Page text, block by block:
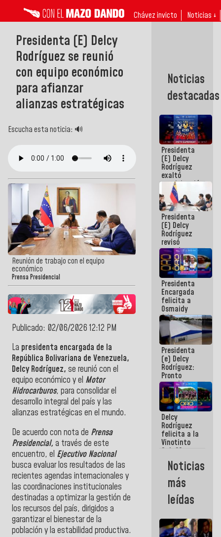
Chávez invicto Noticias ↓
Presidenta (E) Delcy
Rodríguez se reunió
con equipo económico
para afianzar
alianzas estratégicas
Escucha esta noticia: 🔊
Reunión de trabajo con el equipo
económico
Prensa Presidencial
Publicado: 02/06/2026 12:12 PM
La presidenta encargada de la
República Bolivariana de Venezuela,
Delcy Rodríguez, se reunió con el
equipo económico y el Motor
Hidrocarburos, para consolidar el
desarrollo integral del país y las
alianzas estratégicas en el mundo.
De acuerdo con nota de Prensa
Presidencial, a través de este
encuentro, el Ejecutivo Nacional
busca evaluar los resultados de las
recientes agendas internacionales y
las coordinaciones institucionales
destinadas a optimizar la gestión de
los recursos del país, dirigidos a
garantizar el bienestar de la
población y la estabilidad productiva.
Noticias
destacadas
Presidenta
(E) Delcy
Rodríguez
exaltó
participación
de
Venezuela
en Juegos
Centroamericanos
y del Caribe
2026
Presidenta
(E) Delcy
Rodríguez
revisó
agenda
económica y
ejecución de
fondos de
emergencia
post-sismos
Presidenta
Encargada
felicita a
Osmaidy
Arias y
Giraly
Marcano por
hacer
historia en
los
Centroamericanos
Presidenta
(e) Delcy
Rodríguez:
Pronto
restableceremos
las
operaciones
en el
Aeropuerto
Internacional
de
Maiquetía
Delcy
Rodríguez
felicita a la
Vinotinto
Sub 20
campeona
frente
México Sub
23 en los
Centroamericanos
Noticias
más
leídas